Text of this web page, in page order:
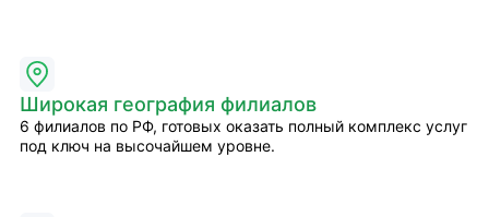
Широкая география филиалов
6 филиалов по РФ, готовых оказать полный комплекс услуг
под ключ на высочайшем уровне.